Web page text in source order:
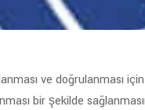
ve doğrulanması
bir şekilde